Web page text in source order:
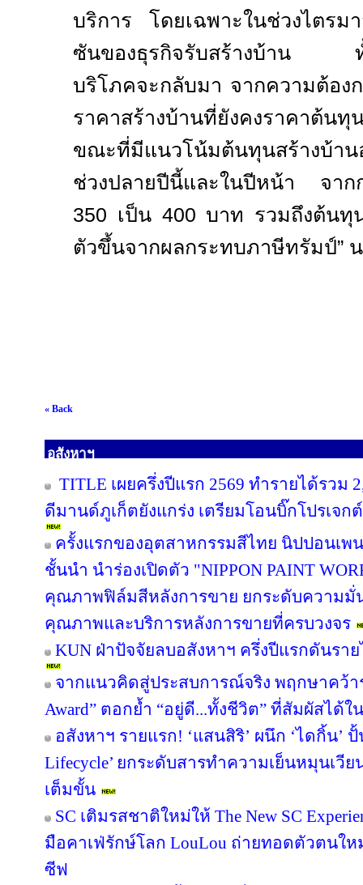
บริการ โดยเฉพาะในช่วงไตรม
ซันของธุรกิจรับสร้างบ้าน ทั้ง
บริโภคจะกลับมา จากความต้อง
ราคาสร้างบ้านที่ยังคงราคาต้นทุ
ขณะที่มีแนวโน้มต้นทุนสร้างบ้าน
ช่วงปลายปีนี้และในปีหน้า จาก
350 เป็น 400 บาท รวมถึงต้นทุ
ตัวขึ้นจากผลกระทบภาษีทรัมป์”
« Back
อสังหาฯ
TITLE เผยครึ่งปีแรก 2569 ทำรายได้รวม
ดีมานด์ภูเก็ตยังแกร่ง เตรียมโอนบิ๊กโปรเจ
ครั้งแรกของอุตสาหกรรมสีไทย นิปปอนเพ
ชั้นนำ นำร่องเปิดตัว "NIPPON PAINT
คุณภาพฟิล์มสีหลังการขาย ยกระดับความ
คุณภาพและบริการหลังการขายที่ครบวงจร
KUN ฝ่าปัจจัยลบอสังหาฯ ครึ่งปีแรกดันรา
จากแนวคิดสู่ประสบการณ์จริง พฤกษาคว้าร
Award” ตอกย้ำ “อยู่ดี...ทั้งชีวิต” ที่สัมผัสได้ใ
อสังหาฯ รายแรก! ‘แสนสิริ’ ผนึก ‘ไดกิ้น’ ปั้
Lifecycle’ ยกระดับสารทำความเย็นหมุนเวีย
เต็มขั้น
SC เติมรสชาติใหม่ให้ The New SC
มือคาเฟ่รักษ์โลก LouLou ถ่ายทอดตัวตนใ
ซีฟ